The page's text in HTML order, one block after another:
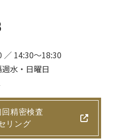
／ 14:30〜18:30
水・日曜日
回精密検査
リング